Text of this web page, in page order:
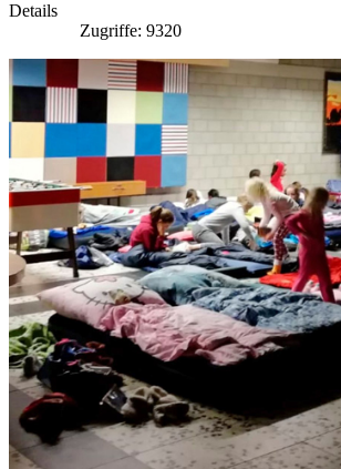
Details
Zugriffe: 9320